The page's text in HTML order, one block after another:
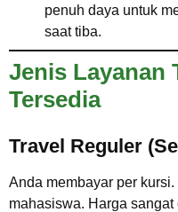
penuh daya untuk
saat tiba.
Jenis Layanan
Tersedia
Travel Reguler
Anda membayar per
mahasiswa. Harga